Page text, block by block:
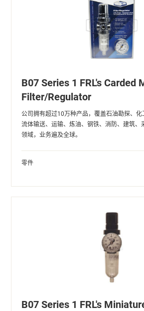
B07 Series 1 FRL's Carded
Filter/Regulator
公司拥有超过10万种产品，覆盖石油勘探、化
流体输送、运输、炼油、钢铁、消防、建筑、
领域，业务遍及全球。
零件
B07 Series 1 FRL's